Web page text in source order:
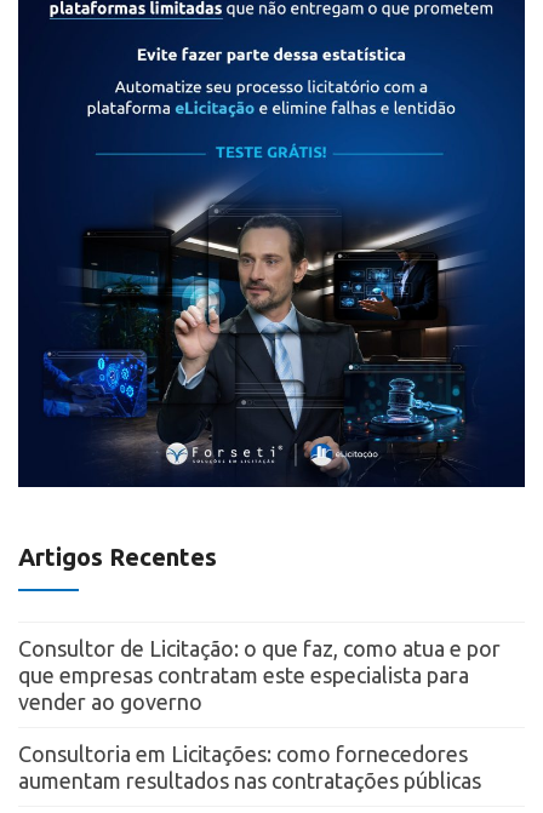
Artigos Recentes
Consultor de Licitação: o que faz, como atua e por
que empresas contratam este especialista para
vender ao governo
Consultoria em Licitações: como fornecedores
aumentam resultados nas contratações públicas